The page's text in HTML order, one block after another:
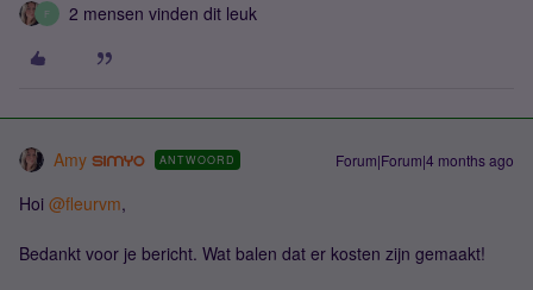
F 2 mensen vinden dit leuk
Amy ANTWOORD Forum|Forum|4 months ago
Hoi ​ @fleurvm,
Bedankt voor je bericht. Wat balen dat er kosten zijn gemaakt!